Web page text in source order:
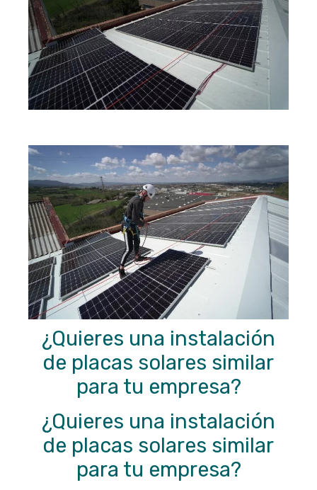
¿Quieres una instalación
de placas solares similar
para tu empresa?
¿Quieres una instalación
de placas solares similar
para tu empresa?